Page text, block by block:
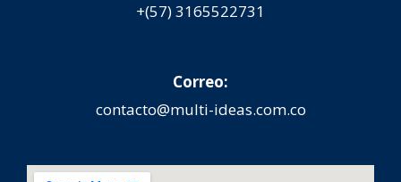
+(57) 3165522731
Correo:
contacto@multi-ideas.com.co